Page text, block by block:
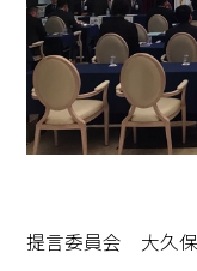
提言委員会 大久保